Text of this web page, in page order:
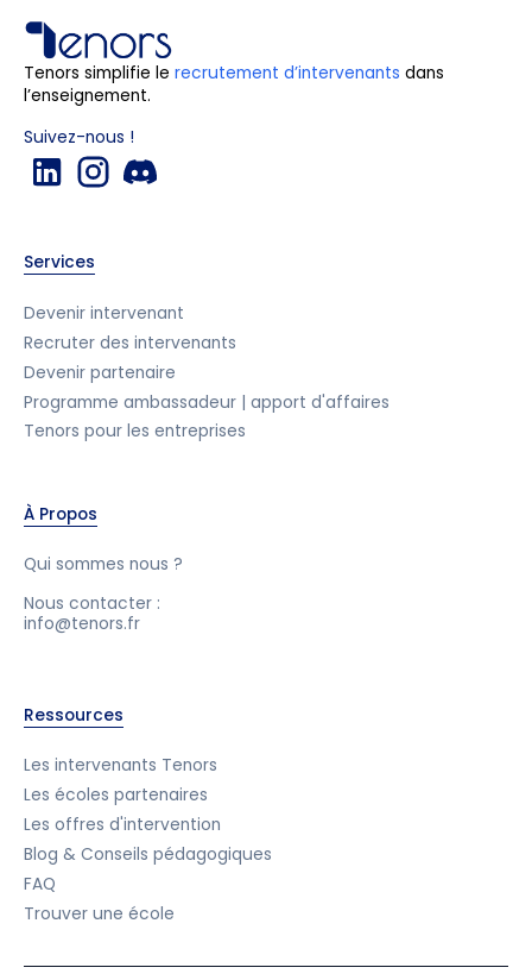
Tenors simplifie le recrutement d’intervenants dans
l’enseignement.
Suivez-nous !
Services
Devenir intervenant
Recruter des intervenants
Devenir partenaire
Programme ambassadeur | apport d'affaires
Tenors pour les entreprises
À Propos
Qui sommes nous ?
Nous contacter :
info@tenors.fr
Ressources
Les intervenants Tenors
Les écoles partenaires
Les offres d'intervention
Blog & Conseils pédagogiques
FAQ
Trouver une école